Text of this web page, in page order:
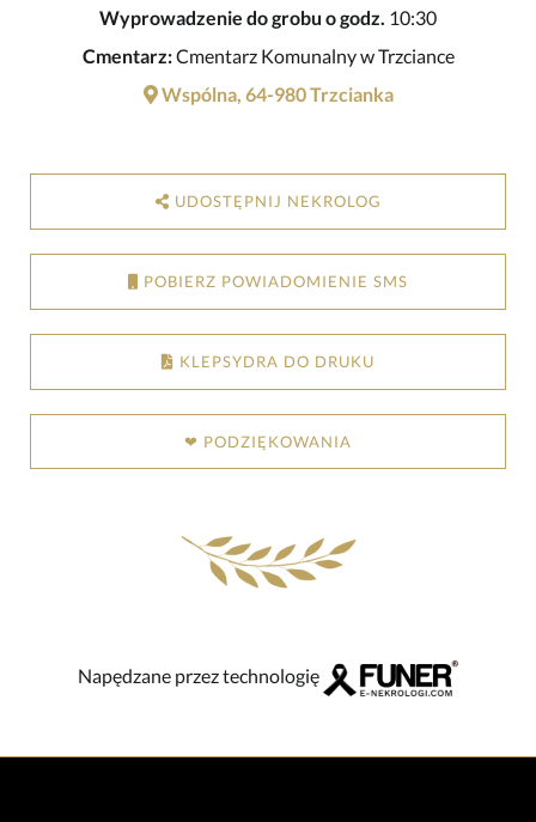
Wyprowadzenie do grobu o godz. 10:30
Cmentarz:Cmentarz Komunalny w Trzciance
Wspólna, 64-980 Trzcianka
UDOSTĘPNIJ NEKROLOG
POBIERZ POWIADOMIENIE SMS
KLEPSYDRA DO DRUKU
❤ PODZIĘKOWANIA
Napędzane przez technologię